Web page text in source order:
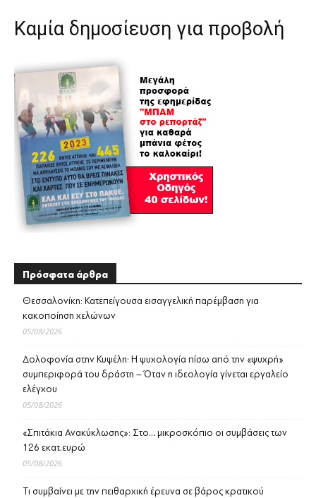
Καμία δημοσίευση για προβολή
Πρόσφατα άρθρα
Θεσσαλονίκη: Κατεπείγουσα εισαγγελική παρέμβαση για
κακοποίηση χελώνων
05/08/2026
Δολοφονία στην Κυψέλη: Η ψυχολογία πίσω από την «ψυχρή»
συμπεριφορά του δράστη – Όταν η ιδεολογία γίνεται εργαλείο
ελέγχου
05/08/2026
«Σπιτάκια Ανακύκλωσης»: Στο… μικροσκόπιο οι συμβάσεις των
126 εκατ.ευρώ
05/08/2026
Τι συμβαίνει με την πειθαρχική έρευνα σε βάρος κρατικού